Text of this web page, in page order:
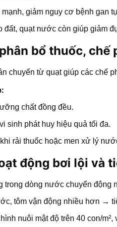
giảm nguy cơ bệnh gan
đất, quạt nước còn giúp giảm
bổ thuốc, chế
chuyển từ quạt giúp các chế
chất đồng đều.
sinh phát huy hiệu quả tối đa.
rải thuốc hoặc men xử lý
động bơi lội và
trong dòng nước chuyển động
tôm vận động nhiều hơn →
nuôi mật độ trên 40 con/